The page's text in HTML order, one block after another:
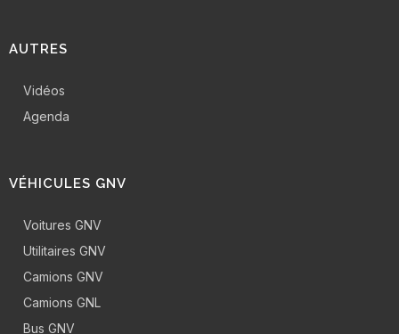
AUTRES
Vidéos
Agenda
VÉHICULES GNV
Voitures GNV
Utilitaires GNV
Camions GNV
Camions GNL
Bus GNV